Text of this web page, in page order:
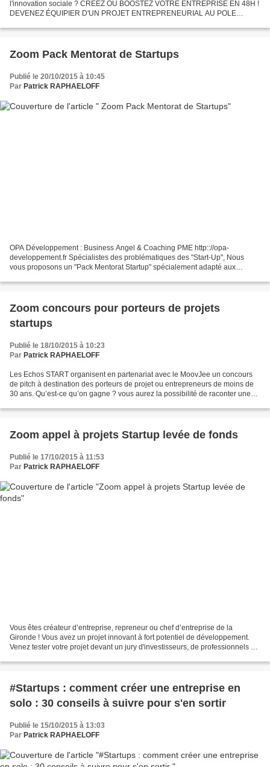
l'innovation sociale ? CRÉEZ OU BOOSTEZ VOTRE ENTREPRISE EN 48H !
DEVENEZ ÉQUIPIER D'UN PROJET ENTREPRENEURIAL AU POLE
Zoom Pack Mentorat de Startups
Publié le 20/10/2015 à 10:45
Par Patrick RAPHAELOFF
OPA Développement : Business Angel & Coaching PME http:://opa-
developpement.fr Spécialistes des problématiques des "Start-Up", Nous
vous proposons un "Pack Mentorat Startup" spécialement adapté aux
Zoom concours pour porteurs de projets
startups
Publié le 18/10/2015 à 10:23
Par Patrick RAPHAELOFF
Les Echos START organisent en partenariat avec le MoovJee un concours
de pitch à destination des porteurs de projet ou entrepreneurs de moins de
30 ans. Qu’est-ce qu’on gagne ? vous aurez la possibilité de raconter une
Zoom appel à projets Startup levée de fonds
Publié le 17/10/2015 à 11:53
Par Patrick RAPHAELOFF
Vous êtes créateur d’entreprise, repreneur ou chef d’entreprise de la
Gironde ! Vous avez un projet innovant à fort potentiel de développement.
Venez tester votre projet devant un jury d'investisseurs, de professionnels du
#Startups : comment créer une entreprise en
solo : 30 conseils à suivre pour s'en sortir
Publié le 15/10/2015 à 13:03
Par Patrick RAPHAELOFF